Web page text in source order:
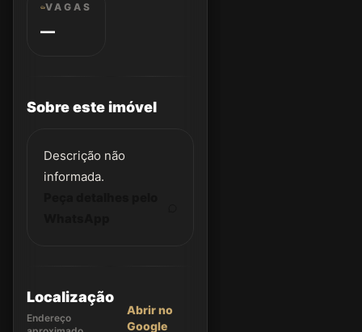
VAGAS
—
Sobre este imóvel
Descrição não
informada.
Localização
Endereço
Abrir no
Google